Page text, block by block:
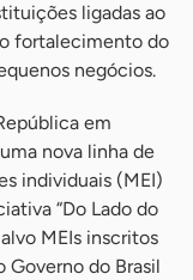
ligadas ao
fortalecimento do
negócios.
em
nova linha de
individuais (MEI)
“Do Lado do
MEIs inscritos
Governo do Brasil